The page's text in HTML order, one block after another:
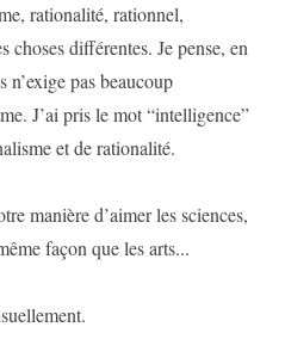
rationalité, rationnel,
différentes. Je pense, en
n’exige pas beaucoup
J’ai pris le mot “intelligence”
et de rationalité.
manière d’aimer les sciences,
façon que les arts...